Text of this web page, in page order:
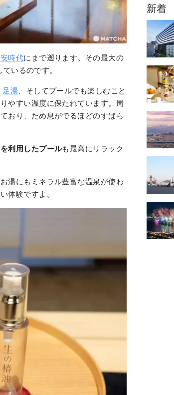
時代にまで遡ります。その最大の
いるのです。
足湯、そしてプールでも楽しむこと
やすい温度に保たれています。周
おり、ため息がでるほどのすばら
利用したプールも最高にリラック
湯にもミネラル豊富な温泉が使わ
体験ですよ。
新着